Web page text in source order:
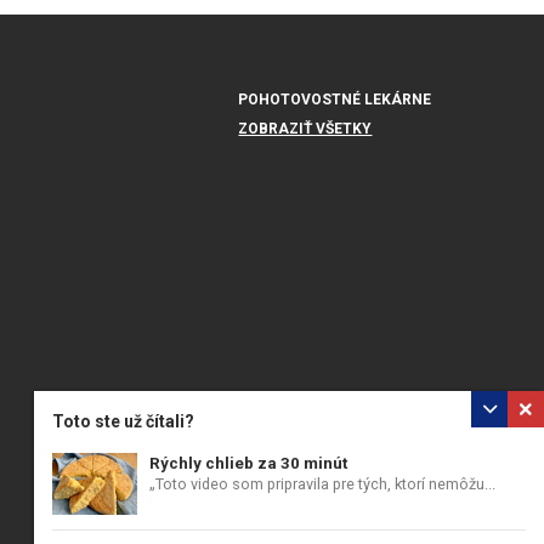
Toto ste už čítali?
Rýchly chlieb za 30 minút
„Toto video som pripravila pre tých, ktorí nemôžu...
POHOTOVOSTNÉ LEKÁRNE
ZOBRAZIŤ VŠETKY